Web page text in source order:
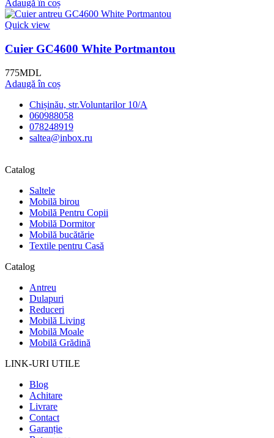
Adaugă în coș
Quick view
Cuier GC4600 White Portmantou
775MDL
Adaugă în coș
Chișinău, str.Voluntarilor 10/A
060988058
078248919
saltea@inbox.ru
Catalog
Saltele
Mobilă birou
Mobilă Pentru Copii
Mobilă Dormitor
Mobilă bucătărie
Textile pentru Casă
Catalog
Antreu
Dulapuri
Reduceri
Mobilă Living
Mobilă Moale
Mobilă Grădină
LINK-URI UTILE
Blog
Achitare
Livrare
Contact
Garanție